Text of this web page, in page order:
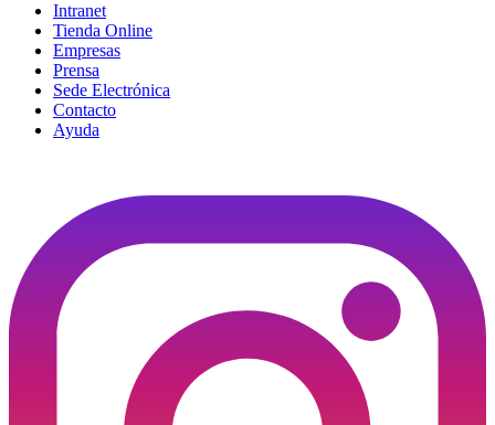
Intranet
Tienda Online
Empresas
Prensa
Sede Electrónica
Contacto
Ayuda